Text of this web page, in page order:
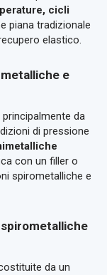
cicli
piana tradizionale
elastico.
e
da
di pressione
con un filler o
spirometalliche e
da un